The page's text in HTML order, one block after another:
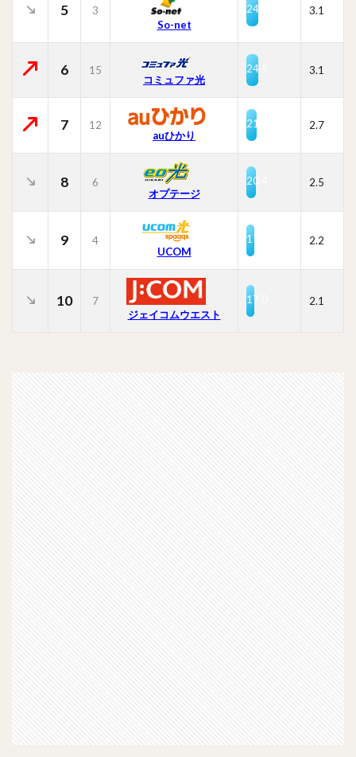
5
3
So-net
24.6 3.1
6 15
コミュファ光
24.5 3.1
7
12
auひかり
21.7 2.7
8
6
オプテージ
20.4 2.5
9
4
UCOM
17.2 2.2
10
7
ジェイコムウエスト
17.0 2.1